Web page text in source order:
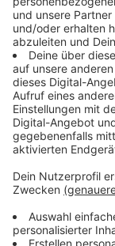
den Uerdinger
mit ihren
entspannten
verbringen
auf ihre
im See
teilnehmen
während der
aufgebaut ist,
an diversen
ausreichend
See in die
feiern bei DJ-